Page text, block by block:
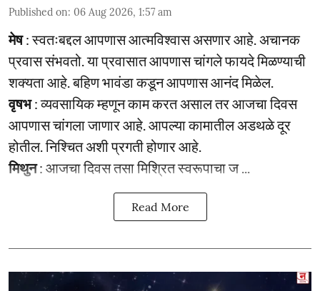
Published on: 06 Aug 2026, 1:57 am
मेष: स्वतःबद्दल आपणास आत्मविश्वास असणार आहे. अचानक
प्रवास संभवतो. या प्रवासात आपणास चांगले फायदे मिळण्याची
शक्यता आहे. बहिण भावंडा कडून आपणास आनंद मिळेल.
वृषभ: व्यवसायिक म्हणून काम करत असाल तर आजचा दिवस
आपणास चांगला जाणार आहे. आपल्या कामातील अडथळे दूर
होतील. निश्चित अशी प्रगती होणार आहे.
मिथुन: आजचा दिवस तसा मिश्रित स्वरूपाचा ज ...
Read More